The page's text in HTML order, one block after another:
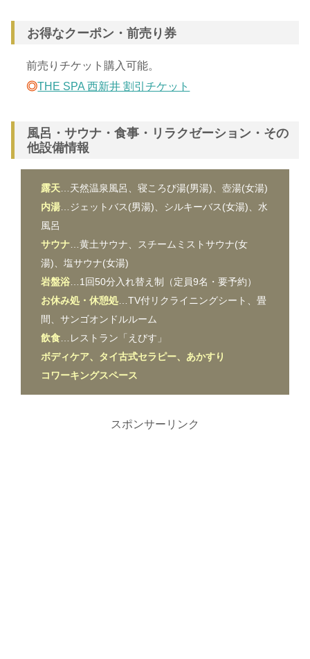
お得なクーポン・前売り券
前売りチケット購入可能。
◎THE SPA 西新井 割引チケット
風呂・サウナ・食事・リラクゼーション・その
他設備情報
露天 …天然温泉風呂、寝ころび湯(男湯)、壺湯(女湯)
内湯 …ジェットバス(男湯)、シルキーバス(女湯)、水
風呂
サウナ …黄土サウナ、スチームミストサウナ(女
湯)、塩サウナ(女湯)
岩盤浴 …1回50分入れ替え制（定員9名・要予約）
お休み処・休憩処 …TV付リクライニングシート、畳
間、サンゴオンドルルーム
飲食 …レストラン「えびす」
ボディケア、タイ古式セラピー、あかすり
コワーキングスペース
スポンサーリンク